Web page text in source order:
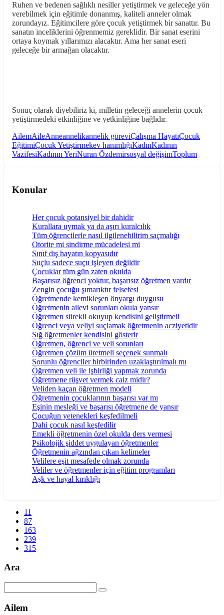
Ruhen ve bedenen sağlıklı nesiller yetiştirmek ve geleceğe yön
verebilmek için eğitimle donanmış, kaliteli anneler olmak
zorundayız. Eğitimcilere göre çocuk yetiştirmek bir sanattır. Bu
sanatın inceliklerini öğrenmemiz gereklidir. Bir sanat eserini
ortaya koymak yıllarımızı alacaktır. Ama her sanat eseri
geleceğe bir armağan olacaktır.
Sonuç olarak diyebiliriz ki, milletin geleceği annelerin çocuk
yetiştirmedeki etkinliğine ve yetkinliğine bağlıdır.
AilemAileAnneannelikannelik göreviÇalışma HayatıÇocuk
EğitimiÇocuk Yetiştirmekev hanımlığıKadınKadının
VazifesiKadının YeriNuran Özdemirsosyal değişimToplum
Konular
Her çocuk potansiyel bir dahidir
Kurallara uymak ya da aşırı kuralcılık
Tüm öğrencilerle nasıl ilgilenebilirim saçmalığı
Otorite mi sindirme mücadelesi mi
Sınıf dış hayatın kopyasıdır
Suçlu sadece suçu işleyen değildir
Çocuklar tüm gün zaten okulda
Başarısız öğrenci yoktur, başarısız öğretmen vardır
Zengin çocuğu şımarıktır felsefesi
Öğretmende kemikleşen önyargı duygusu
Öğretmenin ailevi sorunları okula yansır
Öğretmen sürekli okuyup kendisini geliştirmeli
Öğrenci veya veliyi suçlamak öğretmenin acziyetidir
Sığ öğretmenler kendisini gösterir
Öğretmen, öğrenci ve veli sorunları
Öğretmen çözüm üretmeli seçenek sunmalı
Sorunlu öğrenciler birbirinden uzaklaştırılmalı mı
Öğretmen veli ile işbirliği yapmak zorunda
Öğretmene rüşvet vermek caiz midir?
Veliden kaçan öğretmen modeli
Öğretmenin çocuklarının başarısı var mı
Eşinin mesleği ve başarısı öğretmene de yansır
Çocuğun yetenekleri keşfedilmeli
Dahi çocuk nasıl keşfedilir
Emekli öğretmenin özel okulda ders vermesi
Psikolojik şiddet uygulayan öğretmenler
Öğretmenin ağzından çıkan kelimeler
Velilere eşit mesafede olmak zorunda
Veliler ve öğretmenler için eğitim programları
Aşk ve hayal kırıklığı
11
87
163
239
315
Ara
Ailem